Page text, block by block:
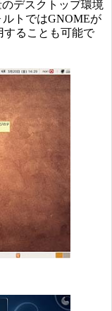
デスクトップ環境
ルトではGNOMEが
することも可能で